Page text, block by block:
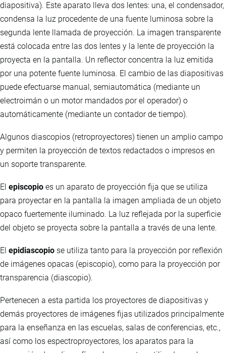
diapositiva). Este aparato lleva dos lentes: una, el condensador,
condensa la luz procedente de una fuente luminosa sobre la
segunda lente llamada de proyección. La imagen transparente
está colocada entre las dos lentes y la lente de proyección la
proyecta en la pantalla. Un reflector concentra la luz emitida
por una potente fuente luminosa. El cambio de las diapositivas
puede efectuarse manual, semiautomática (mediante un
electroimán o un motor mandados por el operador) o
automáticamente (mediante un contador de tiempo).
Algunos diascopios (retroproyectores) tienen un amplio campo
y permiten la proyección de textos redactados o impresos en
un soporte transparente.
El episcopio es un aparato de proyección fija que se utiliza
para proyectar en la pantalla la imagen ampliada de un objeto
opaco fuertemente iluminado. La luz reflejada por la superficie
del objeto se proyecta sobre la pantalla a través de una lente.
El epidiascopio se utiliza tanto para la proyección por reflexión
de imágenes opacas (episcopio), como para la proyección por
transparencia (diascopio).
Pertenecen a esta partida los proyectores de diapositivas y
demás proyectores de imágenes fijas utilizados principalmente
para la enseñanza en las escuelas, salas de conferencias, etc.,
así como los espectroproyectores, los aparatos para la